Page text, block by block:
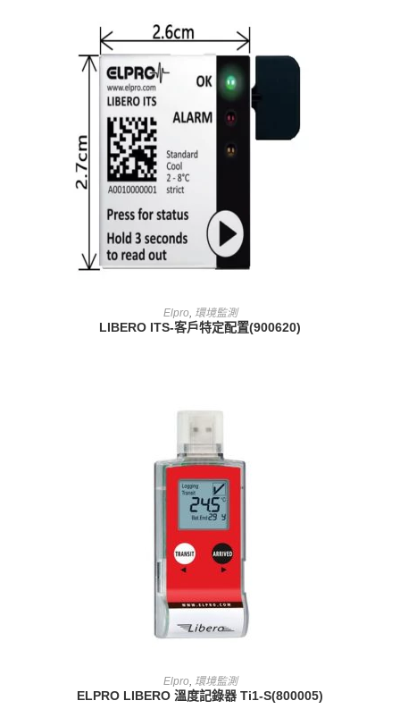
查看內容
Elpro, 環境監測
LIBERO ITS-客戶特定配置(900620)
查看內容
Elpro, 環境監測
ELPRO LIBERO 溫度記錄器 Ti1-S(800005)